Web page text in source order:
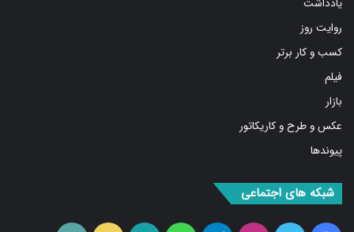
روایت روز
کسب و کار برتر
فیلم
بازار
عکس و طرح و کاریکاتور
پیوندها
فیس توییتراینستاگرامتلگرامواتس
آپارات ایتا